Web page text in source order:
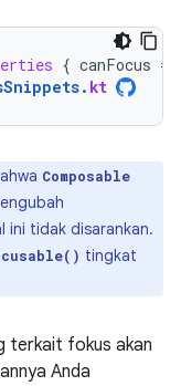
{ canFocus =
. kt
Composable
tidak disarankan.
tingkat
terkait fokus akan
Anda